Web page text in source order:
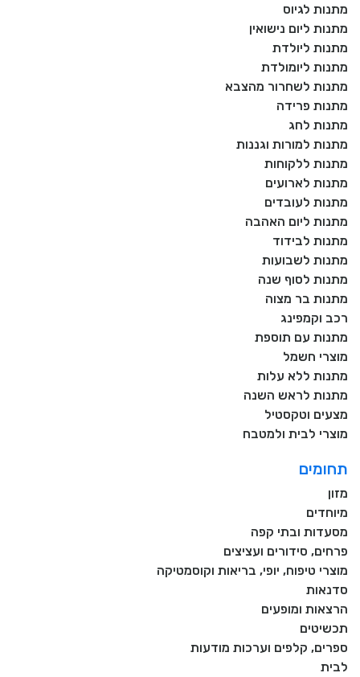
מתנות לגיוס
מתנות ליום נישואין
מתנות ליולדת
מתנות ליומולדת
מתנות לשחרור מהצבא
מתנות פרידה
מתנות לחג
מתנות למורות וגננות
מתנות ללקוחות
מתנות לארועים
מתנות לעובדים
מתנות ליום האהבה
מתנות לבידוד
מתנות לשבועות
מתנות לסוף שנה
מתנות בר מצוה
רכב וקמפינג
מתנות עם תוספת
מוצרי חשמל
מתנות ללא עלות
מתנות לראש השנה
מצעים וטקסטיל
מוצרי לבית ולמטבח
תחומים
מזון
מיוחדים
מסעדות ובתי קפה
פרחים, סידורים ועציצים
מוצרי טיפוח, יופי, בריאות וקוסמטיקה
סדנאות
הרצאות ומופעים
תכשיטים
ספרים, קלפים וערכות מודעות
לבית